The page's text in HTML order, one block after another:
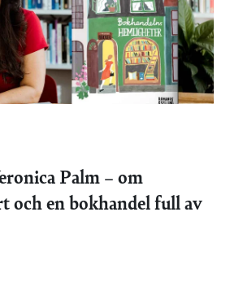
Palm – om
och en bokhandel full av